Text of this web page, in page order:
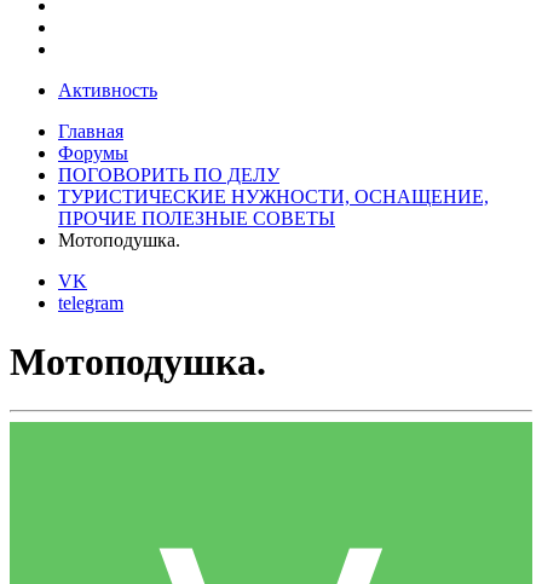
Активность
Главная
Форумы
ПОГОВОРИТЬ ПО ДЕЛУ
ТУРИСТИЧЕСКИЕ НУЖНОСТИ, ОСНАЩЕНИЕ,
ПРОЧИЕ ПОЛЕЗНЫЕ СОВЕТЫ
Мотоподушка.
VK
telegram
Мотоподушка.